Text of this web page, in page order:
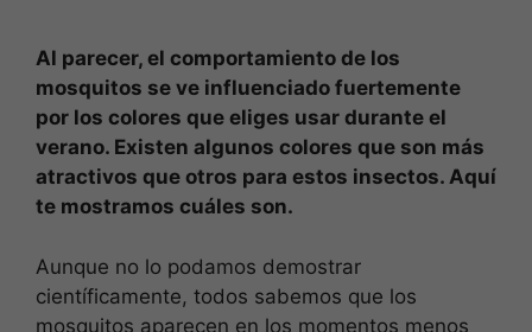
Al parecer, el comportamiento de los
mosquitos se ve influenciado fuertemente
por los colores que eliges usar durante el
verano. Existen algunos colores que son más
atractivos que otros para estos insectos. Aquí
te mostramos cuáles son.
Aunque no lo podamos demostrar
científicamente, todos sabemos que los
mosquitos aparecen en los momentos menos